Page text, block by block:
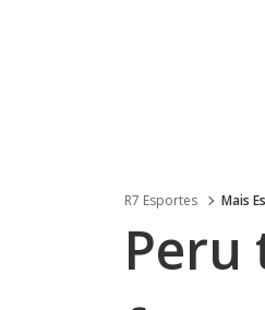
R7 Esportes Mais
Peru